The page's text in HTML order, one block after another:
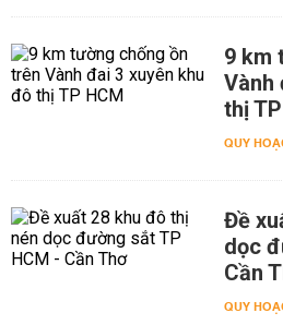
9 km
Vành
thị
QUY
Đề
dọc
Cần
QUY